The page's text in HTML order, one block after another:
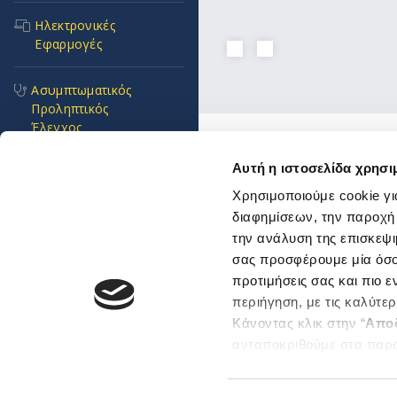
Αυτή η ιστοσελίδα
Χρησιμοποιούμε cookie
διαφημίσεων, την
την ανάλυση της
σας προσφέρουμε μία όσο
προτιμήσεις σας και πιο
περιήγηση, με τις
Κάνοντας κλικ στην “
ανταποκριθούμε στα
Ηλεκτρονικές
Εφαρμογές
Ασυμπτωματικός
Προληπτικός
Έλεγχος
Διαγωνισμοί
Ενώσεις και
Χρήσιμοι κόμβοι
Επικοινωνία
Αποστολή Ηλ.
Emails και τηλέφωνα
εξυπηρέτησης
Βρείτε μας εδώ
Αθήνα
Θεσσαλονίκη